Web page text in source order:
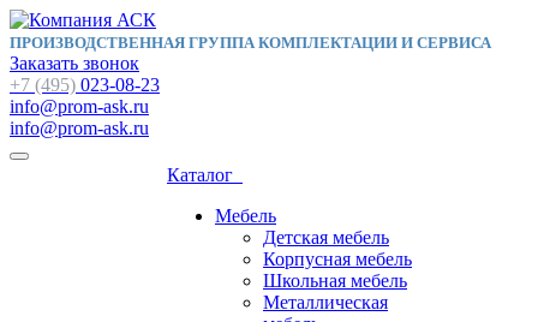
ПРОИЗВОДСТВЕННАЯ ГРУППА КОМПЛЕКТАЦИИ И СЕРВИСА
Заказать звонок
+7 (495) 023-08-23
info@prom-ask.ru
info@prom-ask.ru
Каталог
Мебель
Детская мебель
Корпусная мебель
Школьная мебель
Металлическая